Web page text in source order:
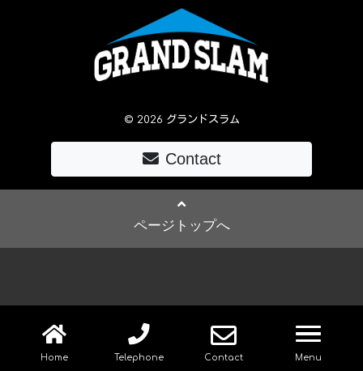
Home Telephone Contact Menu
© 2026 グランドスラム
Contact
ページトップへ